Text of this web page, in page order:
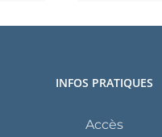
INFOS PRATIQUES
Accès